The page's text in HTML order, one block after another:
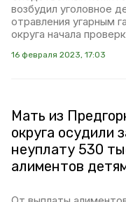
возбудил уголовное
отравления угарным
округа начала
16 февраля 2023, 17:03
Мать из
округа осудили
неуплату 530
алиментов